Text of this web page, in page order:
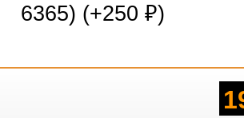
6365) (+250 ₽)